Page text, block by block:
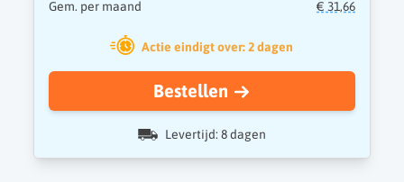
Gem. per maand
€ 31,66
Actie eindigt over: 2 dagen
Bestellen
Levertijd: 8 dagen